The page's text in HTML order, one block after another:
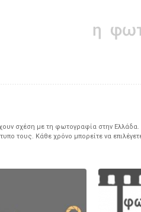
σχέση με τη φωτογραφία στην Ελλάδα.
τους. Κάθε χρόνο μπορείτε να